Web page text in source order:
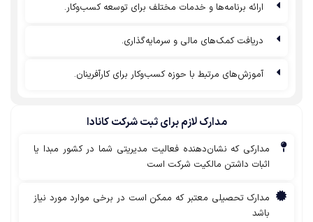
ارائه برنامه‌ها و خدمات مختلف برای توسعه کسب‌وکار.
دریافت کمک‌های مالی و سرمایه‌گذاری.
آموزش‌های مرتبط با حوزه کسب‌وکار برای کارآفرینان.
مدارک لازم برای ثبت شرکت کانادا
مدارکی که نشان‌دهنده فعالیت مدیریتی شما در کشور مبدا یا
اثبات داشتن مالکیت شرکت است
مدارک تحصیلی معتبر که ممکن است در برخی موارد مورد نیاز
باشد